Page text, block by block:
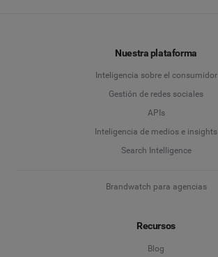
Nuestra plataforma
Inteligencia sobre el consumidor
Gestión de redes sociales
APIs
Inteligencia de medios e insights
Search Intelligence
Brandwatch para agencias
Recursos
Blog